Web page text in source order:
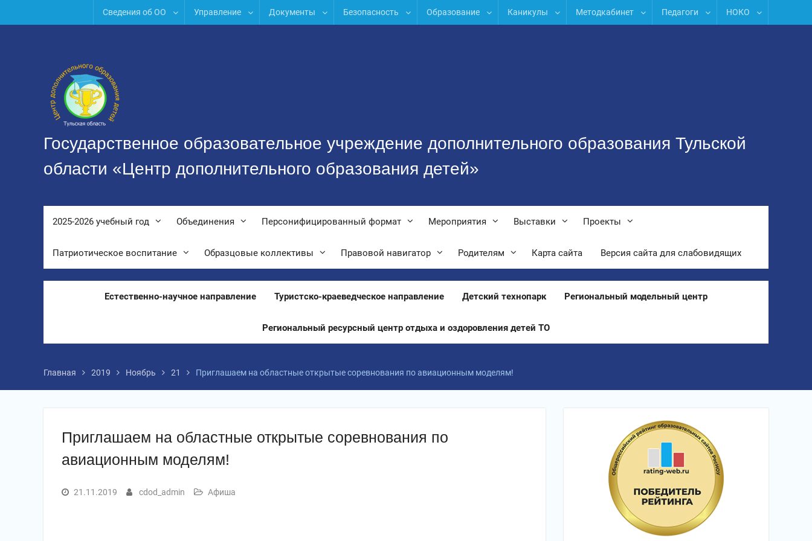
Сведения об ОО Управление Документы Безопасность Образование Каникулы Методкабинет Педагоги НОКО
Государственное образовательное учреждение дополнительного образования Тульской
области «Центр дополнительного образования детей»
2025-2026 учебный год Объединения Персонифицированный формат Мероприятия Выставки Проекты
Патриотическое воспитание Образцовые коллективы Правовой навигатор Родителям Карта сайта Версия сайта для слабовидящих
Естественно-научное направление Туристско-краеведческое направление Детский технопарк Региональный модельный центр
Региональный ресурсный центр отдыха и оздоровления детей ТО
Главная 2019 Ноябрь 21 Приглашаем на областные открытые соревнования по авиационным моделям!
Приглашаем на областные открытые соревнования по
авиационным моделям!
21.11.2019 cdod_admin Афиша